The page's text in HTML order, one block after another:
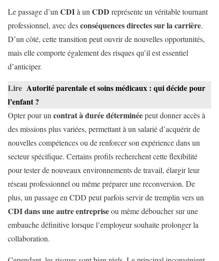
Le passage d’unCDIà unCDD représente un véritable tournant
professionnel, avec desconséquences directes sur la carrière.
D’un côté, cette transition peut ouvrir de nouvelles opportunités,
mais elle comporte également des risques qu’il est essentiel
d’anticiper.
Lire Autorité parentale et soins médicaux : qui décide pour
l’enfant ?
Opter pour uncontrat à durée déterminéepeut donner accès à
des missions plus variées, permettant à un salarié d’acquérir de
nouvelles compétences ou de renforcer son expérience dans un
secteur spécifique. Certains profils recherchent cette flexibilité
pour tester de nouveaux environnements de travail, élargir leur
réseau professionnel ou même préparer une reconversion. De
plus, un passage en CDD peut parfois servir de tremplin vers un
CDI dans une autre entrepriseou même déboucher sur une
embauche définitive lorsque l’employeur souhaite prolonger la
collaboration.